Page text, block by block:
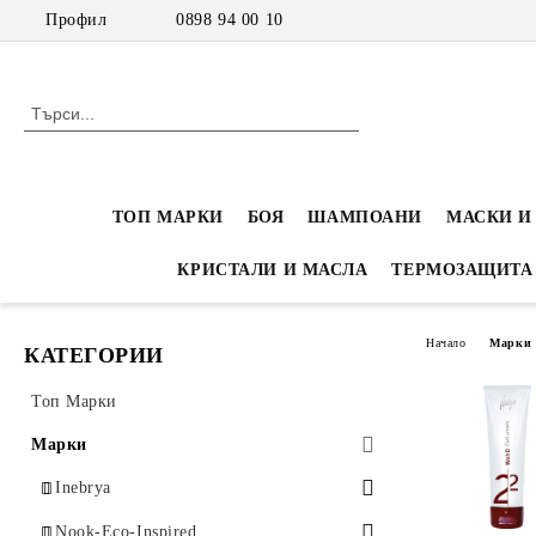
Профил 0898 94 00 10
ТОП МАРКИ БОЯ ШАМПОАНИ МАСКИ И
КРИСТАЛИ И МАСЛА ТЕРМОЗАЩИТА
КАТЕГОРИИ
Топ Марки
Марки
Inebrya
Inebrya Color - Професионална боя
Nook-Eco-Inspired
Начало Марки